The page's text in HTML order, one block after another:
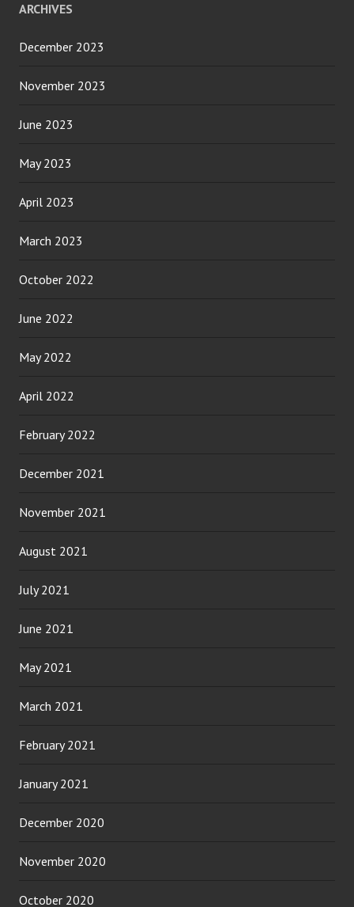
ARCHIVES
December 2023
November 2023
June 2023
May 2023
April 2023
March 2023
October 2022
June 2022
May 2022
April 2022
February 2022
December 2021
November 2021
August 2021
July 2021
June 2021
May 2021
March 2021
February 2021
January 2021
December 2020
November 2020
October 2020